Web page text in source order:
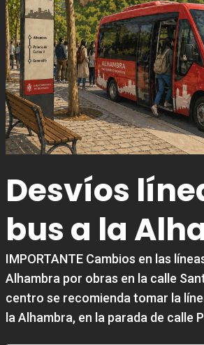
Desvíos
bus a la
IMPORTANTE Cambios en las
Alhambra por obras en la calle
centro se recomienda tomar la
la Alhambra, en la parada de calle